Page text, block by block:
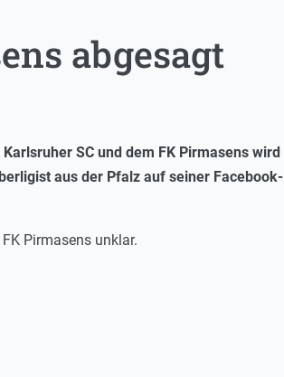
abgesagt
SC und dem FK Pirmasens wird
aus der Pfalz auf seiner Facebook-
Pirmasens unklar.